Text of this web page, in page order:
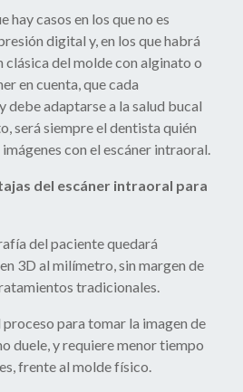
hay casos en los que no es
digital y, en los que habrá
clásica del molde con alginato o
en cuenta, que cada
debe adaptarse a la salud bucal
será siempre el dentista quién
con el escáner intraoral.
del escáner intraoral para
del paciente quedará
3D al milímetro, sin margen de
tradicionales.
proceso para tomar la imagen de
duele, y requiere menor tiempo
frente al molde físico.